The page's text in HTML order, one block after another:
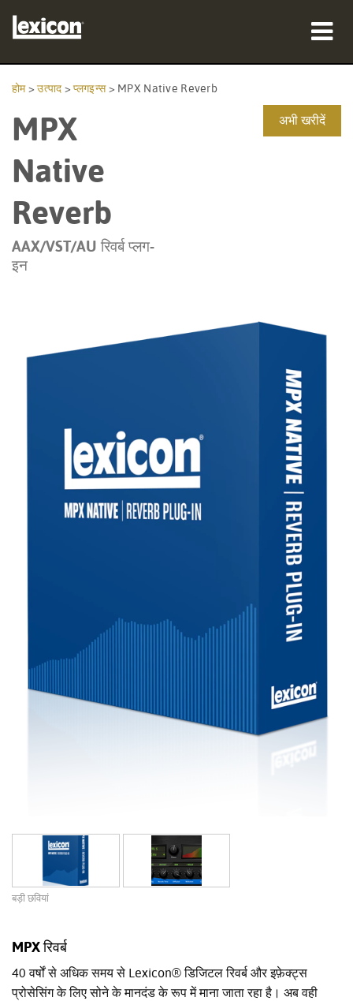
कहां खरीदें
प्रशिक्षण
सहायता
होम>उत्पाद >प्लगइन्स> MPX Native Reverb
MPX
Native
Reverb
AAX/VST/AU रिवर्ब प्लग-
इन
अभी खरीदें
बड़ी छवियां
MPX रिवर्ब
40 वर्षों से अधिक समय से Lexicon® डिजिटल रिवर्ब और इफ़ेक्ट्स
प्रोसेसिंग के लिए सोने के मानदंड के रूप में माना जाता रहा है। अब वही